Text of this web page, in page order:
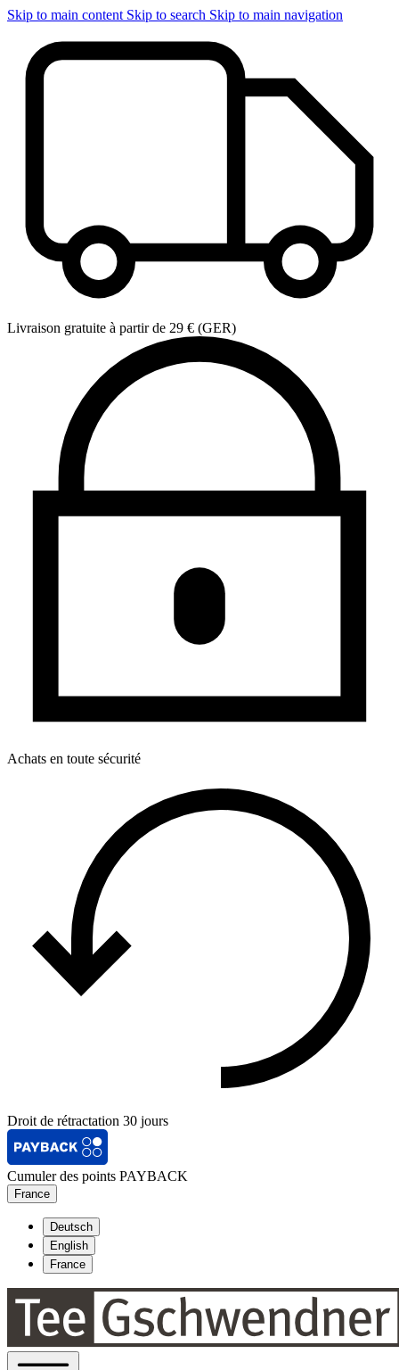
Skip to main content Skip to search Skip to main navigation
Livraison gratuite à partir de 29 € (GER)
Achats en toute sécurité
Droit de rétractation 30 jours
Cumuler des points PAYBACK
France
Deutsch
English
France